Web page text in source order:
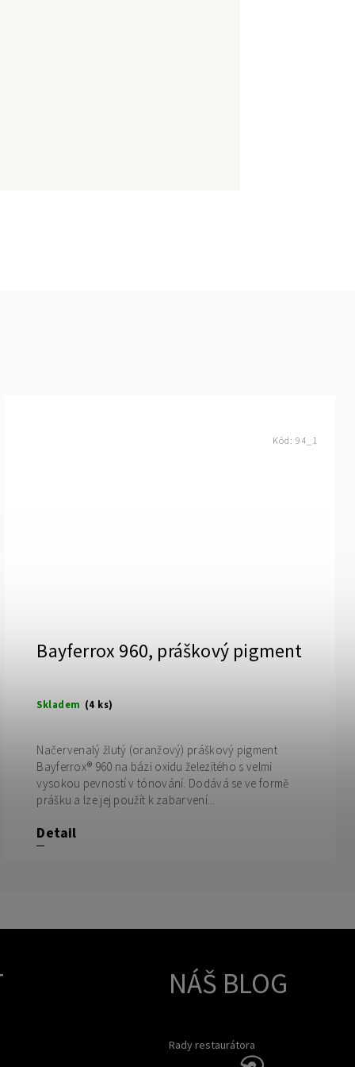
Bayferrox 960, práškový pigment
Skladem (4 ks)
Detail
Načervenalý žlutý (oranžový) práškový pigment
Bayferrox® 960 na bázi oxidu železitého s velmi
vysokou pevností v tónování. Dodává se ve formě
prášku a lze jej použít k zabarvení...
Kód: 94_1
NÁŠ BLOG
Rady restaurátora